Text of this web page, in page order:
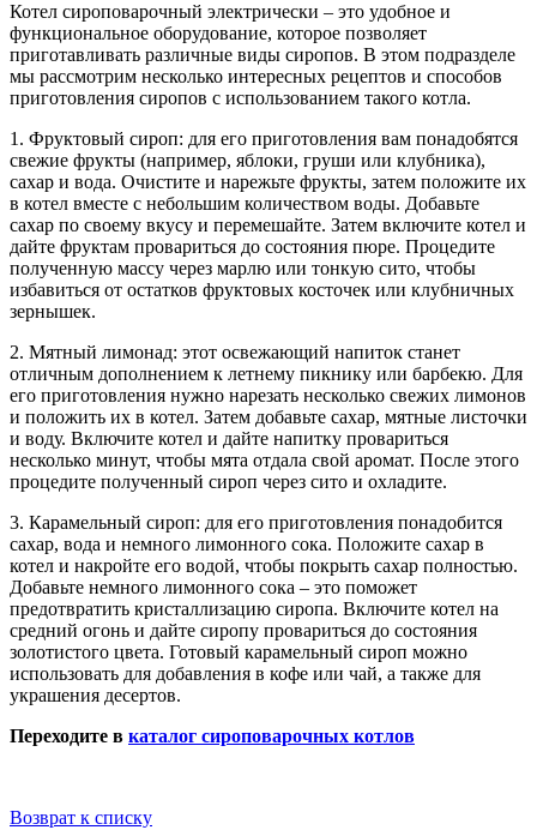
Котел сироповарочный электрически – это удобное и
функциональное оборудование, которое позволяет
приготавливать различные виды сиропов. В этом подразделе
мы рассмотрим несколько интересных рецептов и способов
приготовления сиропов с использованием такого котла.
1. Фруктовый сироп: для его приготовления вам понадобятся
свежие фрукты (например, яблоки, груши или клубника),
сахар и вода. Очистите и нарежьте фрукты, затем положите их
в котел вместе с небольшим количеством воды. Добавьте
сахар по своему вкусу и перемешайте. Затем включите котел и
дайте фруктам провариться до состояния пюре. Процедите
полученную массу через марлю или тонкую сито, чтобы
избавиться от остатков фруктовых косточек или клубничных
зернышек.
2. Мятный лимонад: этот освежающий напиток станет
отличным дополнением к летнему пикнику или барбекю. Для
его приготовления нужно нарезать несколько свежих лимонов
и положить их в котел. Затем добавьте сахар, мятные листочки
и воду. Включите котел и дайте напитку провариться
несколько минут, чтобы мята отдала свой аромат. После этого
процедите полученный сироп через сито и охладите.
3. Карамельный сироп: для его приготовления понадобится
сахар, вода и немного лимонного сока. Положите сахар в
котел и накройте его водой, чтобы покрыть сахар полностью.
Добавьте немного лимонного сока – это поможет
предотвратить кристаллизацию сиропа. Включите котел на
средний огонь и дайте сиропу провариться до состояния
золотистого цвета. Готовый карамельный сироп можно
использовать для добавления в кофе или чай, а также для
украшения десертов.
Переходите в каталог cироповарочных котлов
Возврат к списку